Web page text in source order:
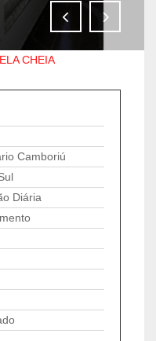
CHEIA
Camboriú
Diária